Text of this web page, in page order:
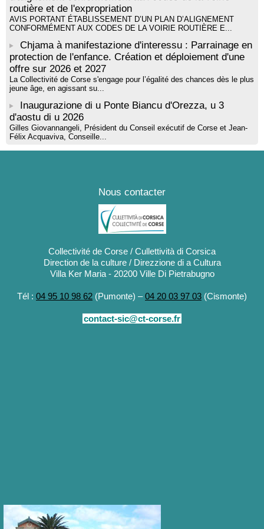
routière et de l'expropriation
AVIS PORTANT ÉTABLISSEMENT D’UN PLAN D’ALIGNEMENT
CONFORMÉMENT AUX CODES DE LA VOIRIE ROUTIÈRE E...
Chjama à manifestazione d'interessu : Parrainage en
protection de l'enfance. Création et déploiement d'une
offre sur 2026 et 2027
La Collectivité de Corse s'engage pour l’égalité des chances dès le plus
jeune âge, en agissant su...
Inaugurazione di u Ponte Biancu d'Orezza, u 3
d'aostu di u 2026
Gilles Giovannangeli, Président du Conseil exécutif de Corse et Jean-
Félix Acquaviva, Conseille...
Nous contacter
Collectivité de Corse / Cullettività di Corsica
Direction de la culture / Direzzione di a Cultura
Villa Ker Maria - 20200 Ville Di Pietrabugno
Tél : 04 95 10 98 62 (Pumonte) –04 20 03 97 03 (Cismonte)
contact-sic@ct-corse.fr